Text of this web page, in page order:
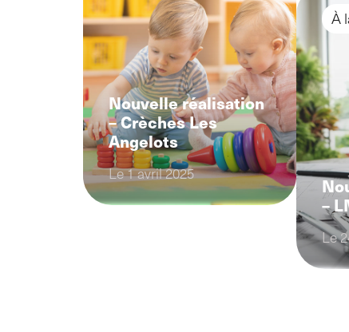
Nouvelle réalisation
– Crèches Les
Angelots
Le 1 avril 2025
À
–
Le